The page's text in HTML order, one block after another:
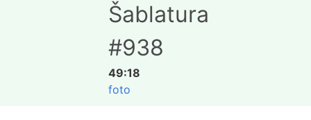
Šablatura
#938
49:18
foto